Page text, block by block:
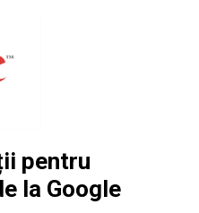
pentru
la Google